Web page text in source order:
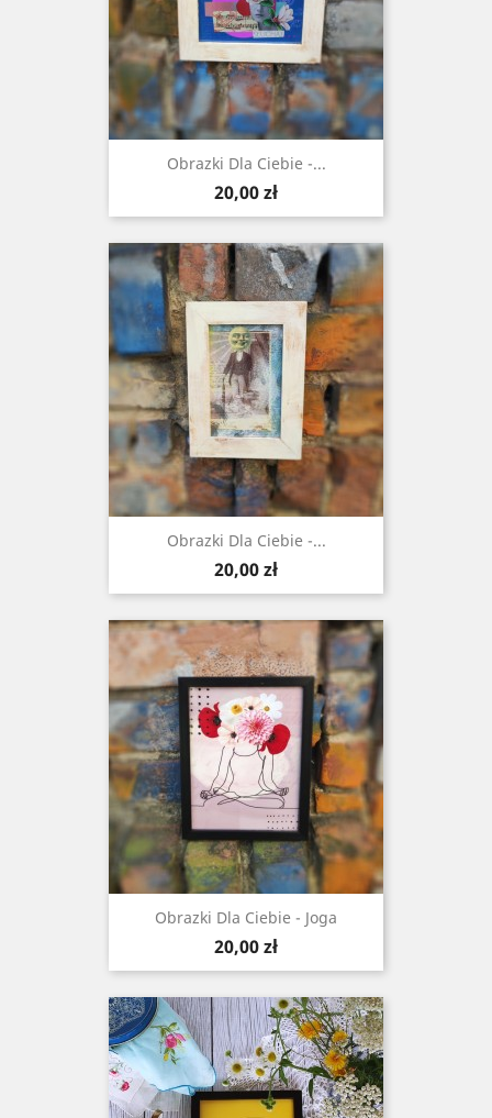
Obrazki Dla Ciebie -...
Cena
20,00 zł
Obrazki Dla Ciebie -...
Cena
20,00 zł
Obrazki Dla Ciebie - Joga
Cena
20,00 zł